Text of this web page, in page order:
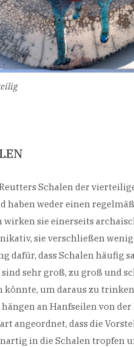
Schalen der
haben weder einen
wirken sie einerseits
sie verschließen
dafür, dass Schalen häufig
sehr groß, zu groß und
könnte, um daraus zu
an Hanfseilen von
angeordnet, dass die
in die Schalen tropfen